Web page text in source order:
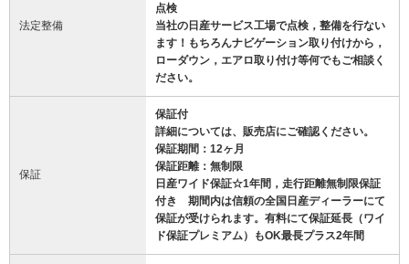
法定整備
点検
当社の日産サービス工場で点検，整備を行ない
ます！もちろんナビゲーション取り付けから，
ローダウン，エアロ取り付け等何でもご相談く
ださい。
保証
保証付
詳細については、販売店にご確認ください。
保証期間：12ヶ月
保証距離：無制限
日産ワイド保証☆1年間，走行距離無制限保証
付き 期間内は信頼の全国日産ディーラーにて
保証が受けられます。有料にて保証延長（ワイ
ド保証プレミアム）もOK最長プラス2年間